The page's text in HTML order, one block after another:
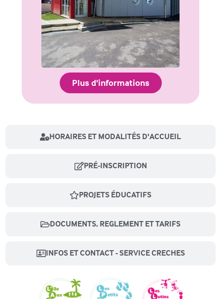
HORAIRES ET MODALITÉS D'ACCUEIL
PRÉ-INSCRIPTION
PROJETS ÉDUCATIFS
DOCUMENTS, REGLEMENT ET TARIFS
INFOS ET CONTACT - SERVICE CRECHES
Plus d'informations